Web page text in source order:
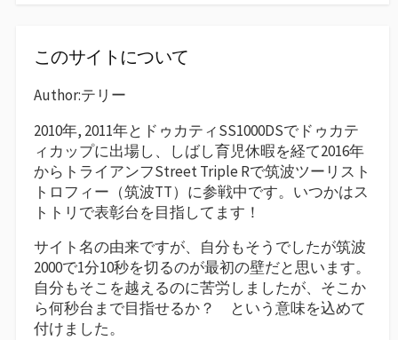
このサイトについて
Author:テリー
2010年, 2011年とドゥカティSS1000DSでドゥカテ
ィカップに出場し、しばし育児休暇を経て2016年
からトライアンフStreet Triple Rで筑波ツーリスト
トロフィー（筑波TT）に参戦中です。いつかはス
トトリで表彰台を目指してます！
サイト名の由来ですが、自分もそうでしたが筑波
2000で1分10秒を切るのが最初の壁だと思います。
自分もそこを越えるのに苦労しましたが、そこか
ら何秒台まで目指せるか？ という意味を込めて
付けました。